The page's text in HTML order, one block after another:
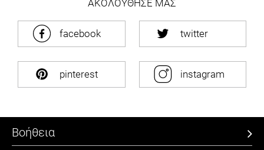
ΑΚΟΛΟΥΘΗΣΕ ΜΑΣ
facebook twitter
pinterest instagram
Βοήθεια